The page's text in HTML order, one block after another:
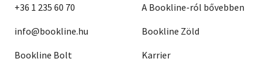
+36 1 235 60 70
info@bookline.hu
Bookline Bolt
A Bookline-ról bővebben
Bookline Zöld
Karrier